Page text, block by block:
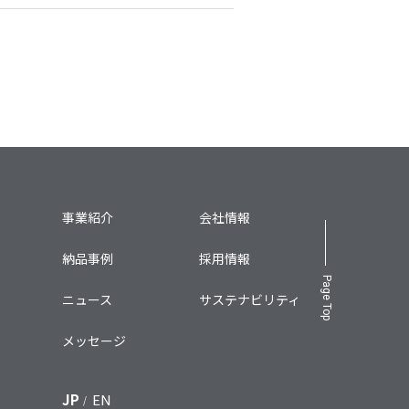
Page Top
事業紹介
納品事例
ニュース
メッセージ
会社情報
採用情報
サステナビリティ
JP EN